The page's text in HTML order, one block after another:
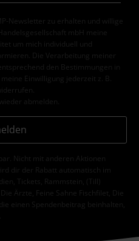
Newsletter zu erhalten und willige
mbH meine
um mich individuell und
Die Verarbeitung meiner
den Bestimmungen in
meine Einwilligung jederzeit z. B.
abmelden.
Nicht mit anderen Aktionen
dir der Rabatt automatisch im
Tickets, Rammstein, (Till)
Ärzte, Feine Sahne Fischfilet, Die
einen Spendenbeitrag beinhalten,